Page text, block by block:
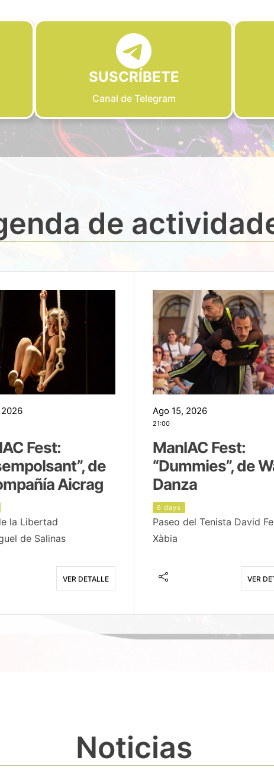
SUSCRÍBETE
Canal de Telegram
de
2026
Fest:
de
Aicrag
la Libertad
de Salinas
VER DETALLE
Ago 15, 2026
21:00
ManIAC Fest:
“Dummies”, de
Danza
6 days
Paseo del Tenista David
Xàbia
VER
Noticias